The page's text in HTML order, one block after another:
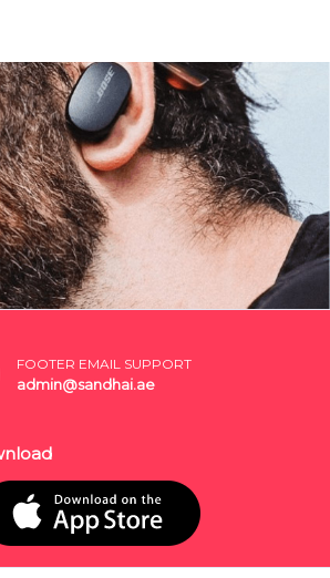
FOOTER EMAIL SUPPORT
admin@sandhai.ae